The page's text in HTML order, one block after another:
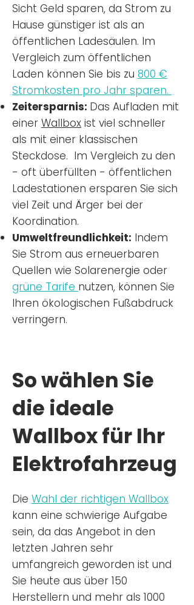
Sicht Geld sparen, da Strom zu
Hause günstiger ist als an
öffentlichen Ladesäulen. Im
Vergleich zum öffentlichen
Laden können Sie bis zu 800 €
Stromkosten pro Jahr sparen.
Zeitersparnis: Das Aufladen mit
einer Wallbox ist viel schneller
als mit einer klassischen
Steckdose. Im Vergleich zu den
- oft überfüllten - öffentlichen
Ladestationen ersparen Sie sich
viel Zeit und Ärger bei der
Koordination.
Umweltfreundlichkeit: Indem
Sie Strom aus erneuerbaren
Quellen wie Solarenergie oder
grüne Tarife nutzen, können Sie
Ihren ökologischen Fußabdruck
verringern.
So wählen Sie
die ideale
Wallbox für Ihr
Elektrofahrzeug
Die Wahl der richtigen Wallbox
kann eine schwierige Aufgabe
sein, da das Angebot in den
letzten Jahren sehr
umfangreich geworden ist und
Sie heute aus über 150
Herstellern und mehr als 1000